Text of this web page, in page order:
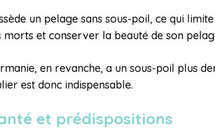
un pelage sans sous-poil, ce qui
et conserver la beauté de son
en revanche, a un sous-poil plus
est donc indispensable.
et prédispositions